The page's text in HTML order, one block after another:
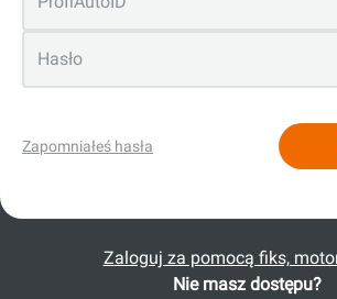
Zapomniałeś hasła
Zaloguj za pomocą fiks,
Nie masz dostępu?